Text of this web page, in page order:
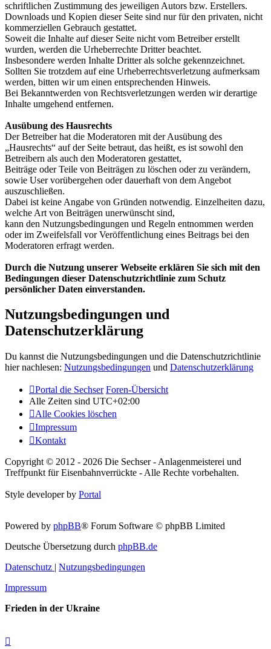
schriftlichen Zustimmung des jeweiligen Autors bzw. Erstellers.
Downloads und Kopien dieser Seite sind nur für den privaten, nicht
kommerziellen Gebrauch gestattet.
Soweit die Inhalte auf dieser Seite nicht vom Betreiber erstellt
wurden, werden die Urheberrechte Dritter beachtet.
Insbesondere werden Inhalte Dritter als solche gekennzeichnet.
Sollten Sie trotzdem auf eine Urheberrechtsverletzung aufmerksam
werden, bitten wir um einen entsprechenden Hinweis.
Bei Bekanntwerden von Rechtsverletzungen werden wir derartige
Inhalte umgehend entfernen.
Ausübung des Hausrechts
Der Betreiber hat die Moderatoren mit der Ausübung des
„Hausrechts“ auf der Seite betraut, das heißt, es ist sowohl den
Betreibern als auch den Moderatoren gestattet,
Beiträge oder Teile von Beiträgen zu löschen oder zu verändern,
sowie User vorübergehen oder dauerhaft von dem Angebot
auszuschließen.
Dabei ist keine Angabe von Gründen notwendig. Einzelheiten dazu,
welche Art von Beiträgen unerwünscht sind,
kann den Nutzungsbedingungen und Regeln entnommen werden
oder im Zweifelsfall vor Veröffentlichung eines Beitrags bei den
Moderatoren erfragt werden.
Durch die Nutzung unserer Webseite erklären Sie sich mit den
Bedingungen dieser Datenschutzrichtlinie zum Schutz
persönlicher Daten einverstanden.
Nutzungsbedingungen und
Datenschutzerklärung
Du kannst die Nutzungsbedingungen und die Datenschutzrichtlinie
hier nachlesen: Nutzungsbedingungen und Datenschutzerklärung
Portal die Sechser Foren-Übersicht
Alle Zeiten sind UTC+02:00
Alle Cookies löschen
Impressum
Kontakt
Copyright © 2012 - 2026 Die Sechser - Anlagenmeisterei und
Treffpunkt für Eisenbahnverrückte - Alle Rechte vorbehalten.
Style developer by Portal
Powered by phpBB® Forum Software © phpBB Limited
Deutsche Übersetzung durch phpBB.de
Datenschutz | Nutzungsbedingungen
Impressum
Frieden in der Ukraine